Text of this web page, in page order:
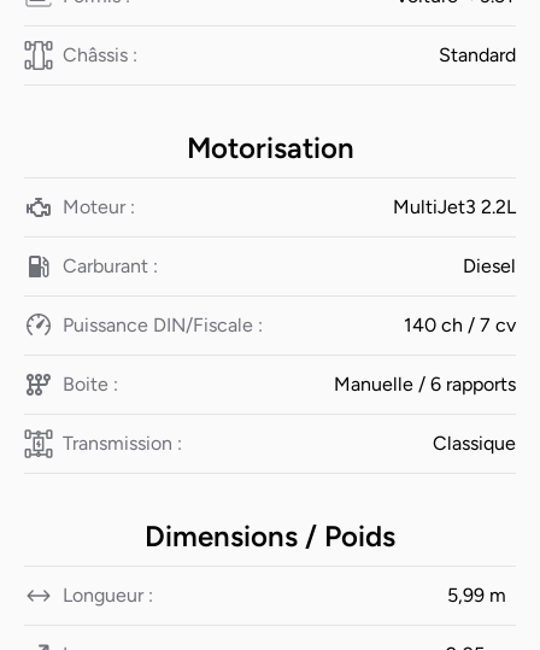
Châssis : Standard
Motorisation
Moteur : MultiJet3 2.2L
Carburant : Diesel
Puissance DIN/Fiscale : 140 ch / 7 cv
Boite : Manuelle / 6 rapports
Transmission : Classique
Dimensions / Poids
Longueur : 5,99 m